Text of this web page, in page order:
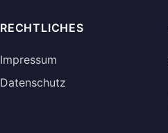
RECHTLICHES
Impressum
Datenschutz